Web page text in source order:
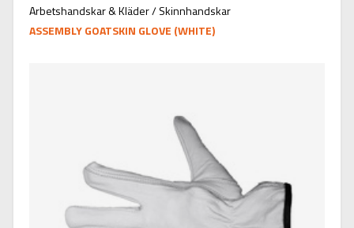
Arbetshandskar & Kläder / Skinnhandskar
ASSEMBLY GOATSKIN GLOVE (WHITE)